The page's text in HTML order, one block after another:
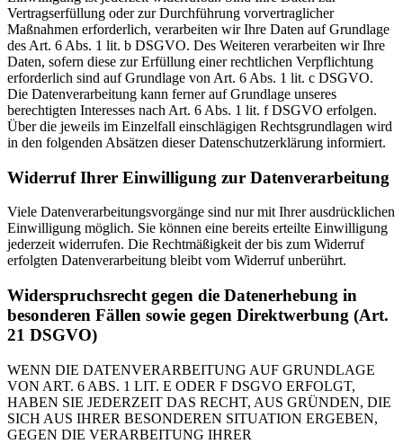
Vertragserfüllung oder zur Durchführung vorvertraglicher
Maßnahmen erforderlich, verarbeiten wir Ihre Daten auf Grundlage
des Art. 6 Abs. 1 lit. b DSGVO. Des Weiteren verarbeiten wir Ihre
Daten, sofern diese zur Erfüllung einer rechtlichen Verpflichtung
erforderlich sind auf Grundlage von Art. 6 Abs. 1 lit. c DSGVO.
Die Datenverarbeitung kann ferner auf Grundlage unseres
berechtigten Interesses nach Art. 6 Abs. 1 lit. f DSGVO erfolgen.
Über die jeweils im Einzelfall einschlägigen Rechtsgrundlagen wird
in den folgenden Absätzen dieser Datenschutzerklärung informiert.
Widerruf Ihrer Einwilligung zur Datenverarbeitung
Viele Datenverarbeitungsvorgänge sind nur mit Ihrer ausdrücklichen
Einwilligung möglich. Sie können eine bereits erteilte Einwilligung
jederzeit widerrufen. Die Rechtmäßigkeit der bis zum Widerruf
erfolgten Datenverarbeitung bleibt vom Widerruf unberührt.
Widerspruchsrecht gegen die Datenerhebung in
besonderen Fällen sowie gegen Direktwerbung (Art.
21 DSGVO)
WENN DIE DATENVERARBEITUNG AUF GRUNDLAGE
VON ART. 6 ABS. 1 LIT. E ODER F DSGVO ERFOLGT,
HABEN SIE JEDERZEIT DAS RECHT, AUS GRÜNDEN, DIE
SICH AUS IHRER BESONDEREN SITUATION ERGEBEN,
GEGEN DIE VERARBEITUNG IHRER